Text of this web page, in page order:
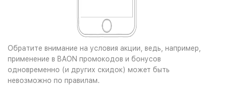
Обратите внимание на условия акции, ведь, например,
применение в BAON промокодов и бонусов
одновременно (и других скидок) может быть
невозможно по правилам.